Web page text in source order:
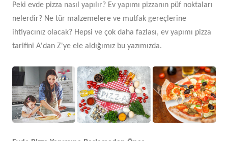
Peki evde pizza nasıl yapılır? Ev yapımı pizzanın püf noktaları
nelerdir? Ne tür malzemelere ve mutfak gereçlerine
ihtiyacınız olacak? Hepsi ve çok daha fazlası, ev yapımı pizza
tarifini A'dan Z'ye ele aldığımız bu yazımızda.